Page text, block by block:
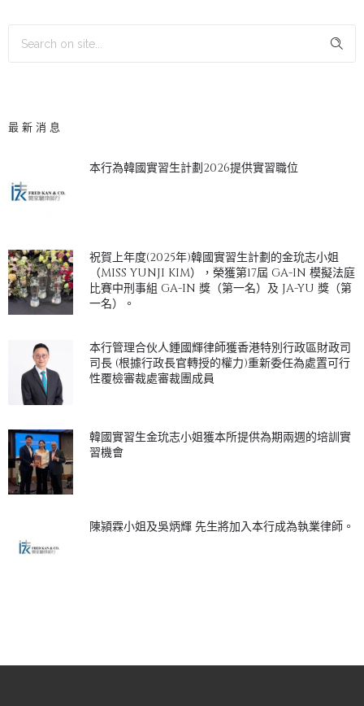
最新消息
本行為韓國實習生計劃2026提供實習職位
祝賀上年度(2025年)韓國實習生計劃的金玧志小姐
（MISS YUNJI KIM），榮獲第17屆 GA-IN 模擬法庭
比賽中刑事組 GA-IN 獎（第一名）及 JA-YU 獎（第
一名）。
本行管理合伙人鍾國輝律師獲香港特別行政區財政司
司長 (根據行政長官轉授的權力)重新委任為處置可行
性覆檢審裁處審裁團成員
韓國實習生金玧志小姐獲本所提供為期兩週的培訓實
習機會
陳潁霖小姐及吳炳輝 先生將加入本行成為執業律師。